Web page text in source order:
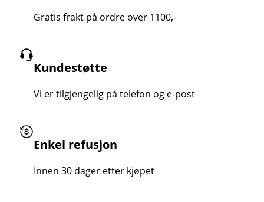
Gratis frakt på ordre over 1100,-
Kundestøtte
Vi er tilgjengelig på telefon og e-post
Enkel refusjon
Innen 30 dager etter kjøpet